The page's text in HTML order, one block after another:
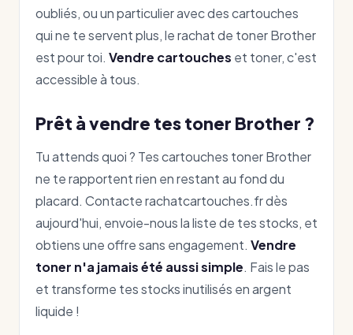
oubliés, ou un particulier avec des cartouches
qui ne te servent plus, le rachat de toner Brother
est pour toi. Vendre cartouches et toner, c'est
accessible à tous.
Prêt à vendre tes toner Brother ?
Tu attends quoi ? Tes cartouches toner Brother
ne te rapportent rien en restant au fond du
placard. Contacte rachatcartouches.fr dès
aujourd'hui, envoie-nous la liste de tes stocks, et
obtiens une offre sans engagement. Vendre
toner n'a jamais été aussi simple. Fais le pas
et transforme tes stocks inutilisés en argent
liquide !